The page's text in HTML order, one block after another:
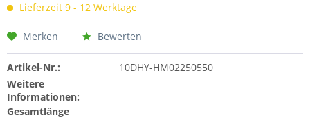
Lieferzeit 9 - 12 Werktage
Merken Bewerten
Artikel-Nr.:
10DHY-HM02250550
Weitere
Informationen:
Gesamtlänge